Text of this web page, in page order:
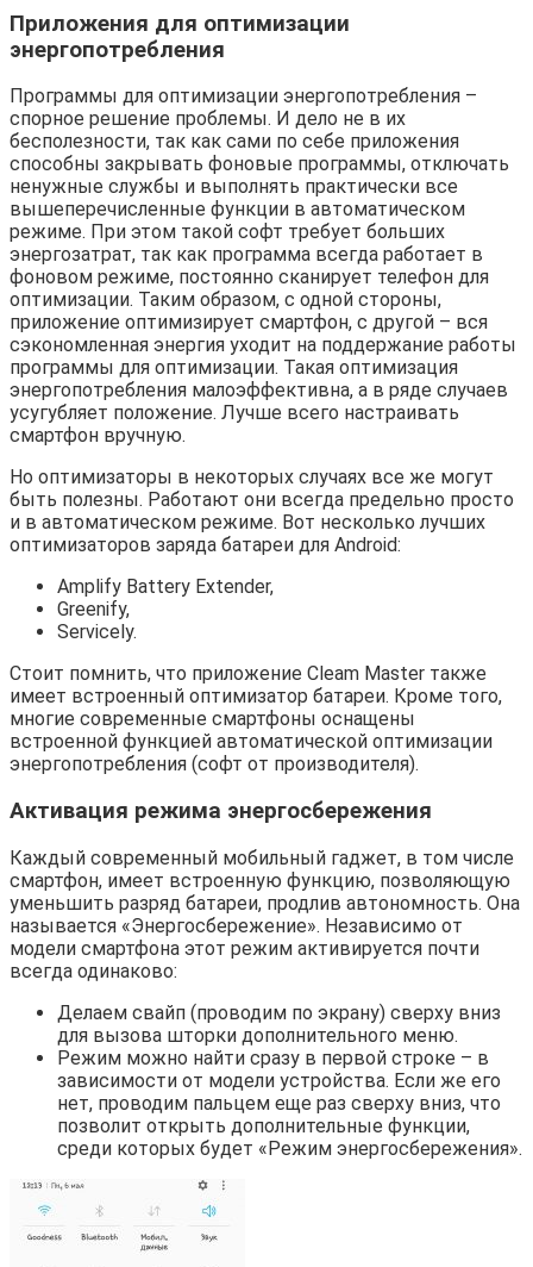
Приложения для оптимизации
энергопотребления
Программы для оптимизации энергопотребления –
спорное решение проблемы. И дело не в их
бесполезности, так как сами по себе приложения
способны закрывать фоновые программы, отключать
ненужные службы и выполнять практически все
вышеперечисленные функции в автоматическом
режиме. При этом такой софт требует больших
энергозатрат, так как программа всегда работает в
фоновом режиме, постоянно сканирует телефон для
оптимизации. Таким образом, с одной стороны,
приложение оптимизирует смартфон, с другой – вся
сэкономленная энергия уходит на поддержание работы
программы для оптимизации. Такая оптимизация
энергопотребления малоэффективна, а в ряде случаев
усугубляет положение. Лучше всего настраивать
смартфон вручную.
Но оптимизаторы в некоторых случаях все же могут
быть полезны. Работают они всегда предельно просто
и в автоматическом режиме. Вот несколько лучших
оптимизаторов заряда батареи для Android:
Amplify Battery Extender,
Greenify,
Servicely.
Стоит помнить, что приложение Cleam Master также
имеет встроенный оптимизатор батареи. Кроме того,
многие современные смартфоны оснащены
встроенной функцией автоматической оптимизации
энергопотребления (софт от производителя).
Активация режима энергосбережения
Каждый современный мобильный гаджет, в том числе
смартфон, имеет встроенную функцию, позволяющую
уменьшить разряд батареи, продлив автономность. Она
называется «Энергосбережение». Независимо от
модели смартфона этот режим активируется почти
всегда одинаково:
Делаем свайп (проводим по экрану) сверху вниз
для вызова шторки дополнительного меню.
Режим можно найти сразу в первой строке – в
зависимости от модели устройства. Если же его
нет, проводим пальцем еще раз сверху вниз, что
позволит открыть дополнительные функции,
среди которых будет «Режим энергосбережения».